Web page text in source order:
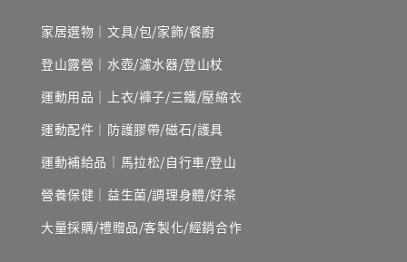
家居選物｜文具/包/家飾/餐廚
登山露營｜水壺/濾水器/登山杖
運動用品｜上衣/褲子/三鐵/壓縮衣
運動配件｜防護膠帶/磁石/護具
運動補給品｜馬拉松/自行車/登山
營養保健｜益生菌/調理身體/好茶
大量採購/禮贈品/客製化/經銷合作